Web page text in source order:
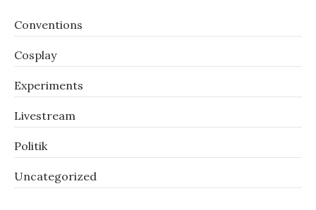
Conventions
Cosplay
Experiments
Livestream
Politik
Uncategorized